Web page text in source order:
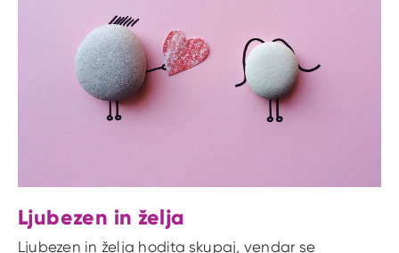
Ljubezen in želja
Ljubezen in želja hodita skupaj, vendar se